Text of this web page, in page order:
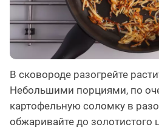
В сковороде разогрейте
Небольшими порциями, по
картофельную соломку в
обжаривайте до